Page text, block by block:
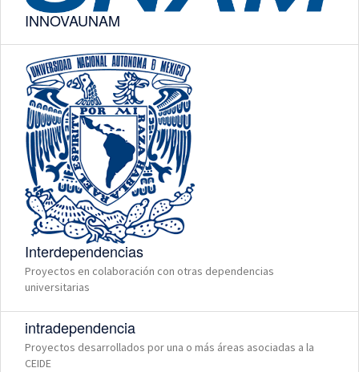
INNOVAUNAM
Interdependencias
Proyectos en colaboración con otras dependencias
universitarias
intradependencia
Proyectos desarrollados por una o más áreas asociadas a la
CEIDE